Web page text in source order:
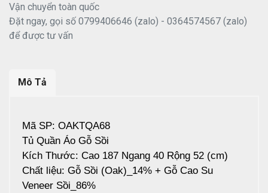
Vận chuyển toàn quốc
Đặt ngay, gọi số 0799406646 (zalo) - 0364574567 (zalo)
để được tư vấn
Mô Tả
Mã SP: OAKTQA68
Tủ Quần Áo Gỗ Sồi
Kích Thước: Cao 187 Ngang 40 Rộng 52 (cm)
Chất liệu: Gỗ Sồi (Oak)_14% + Gỗ Cao Su
Veneer Sồi_86%